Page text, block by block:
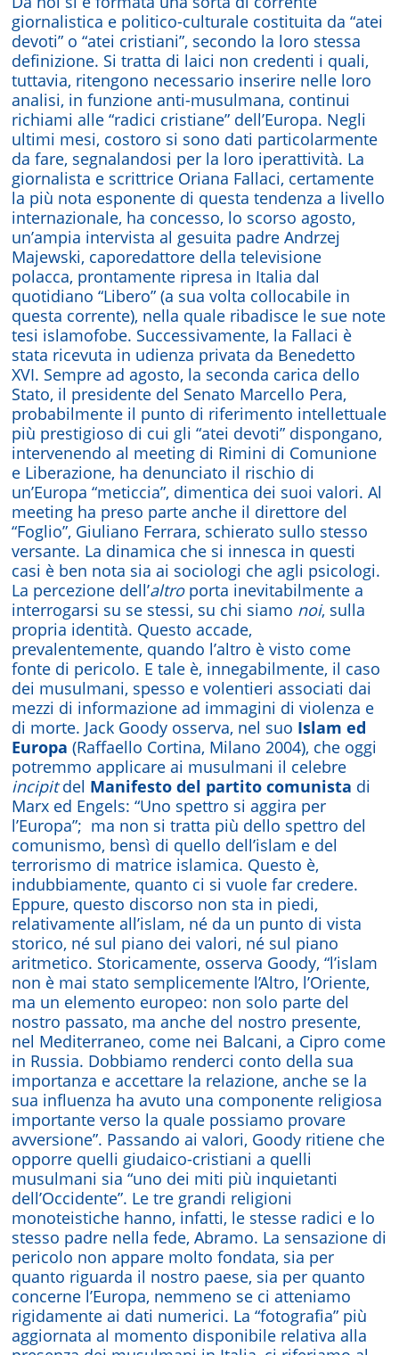
giornalistica e politico-culturale costituita da “atei
devoti” o “atei cristiani”, secondo la loro stessa
definizione. Si tratta di laici non credenti i quali,
tuttavia, ritengono necessario inserire nelle loro
analisi, in funzione anti-musulmana, continui
richiami alle “radici cristiane” dell’Europa. Negli
ultimi mesi, costoro si sono dati particolarmente
da fare, segnalandosi per la loro iperattività. La
giornalista e scrittrice Oriana Fallaci, certamente
la più nota esponente di questa tendenza a livello
internazionale, ha concesso, lo scorso agosto,
un’ampia intervista al gesuita padre Andrzej
Majewski, caporedattore della televisione
polacca, prontamente ripresa in Italia dal
quotidiano “Libero” (a sua volta collocabile in
questa corrente), nella quale ribadisce le sue note
tesi islamofobe. Successivamente, la Fallaci è
stata ricevuta in udienza privata da Benedetto
XVI. Sempre ad agosto, la seconda carica dello
Stato, il presidente del Senato Marcello Pera,
probabilmente il punto di riferimento intellettuale
più prestigioso di cui gli “atei devoti” dispongano,
intervenendo al meeting di Rimini di Comunione
e Liberazione, ha denunciato il rischio di
un’Europa “meticcia”, dimentica dei suoi valori. Al
meeting ha preso parte anche il direttore del
“Foglio”, Giuliano Ferrara, schierato sullo stesso
versante. La dinamica che si innesca in questi
casi è ben nota sia ai sociologi che agli psicologi.
La percezione dell’altroporta inevitabilmente a
interrogarsi su se stessi, su chi siamo noi, sulla
propria identità. Questo accade,
prevalentemente, quando l’altro è visto come
fonte di pericolo. E tale è, innegabilmente, il caso
dei musulmani, spesso e volentieri associati dai
mezzi di informazione ad immagini di violenza e
di morte. Jack Goody osserva, nel suo Islam ed
Europa (Raffaello Cortina, Milano 2004), che oggi
potremmo applicare ai musulmani il celebre
incipitdel Manifesto del partito comunista di
Marx ed Engels: “Uno spettro si aggira per
l’Europa”; ma non si tratta più dello spettro del
comunismo, bensì di quello dell’islam e del
terrorismo di matrice islamica. Questo è,
indubbiamente, quanto ci si vuole far credere.
Eppure, questo discorso non sta in piedi,
relativamente all’islam, né da un punto di vista
storico, né sul piano dei valori, né sul piano
aritmetico. Storicamente, osserva Goody, “l’islam
non è mai stato semplicemente l’Altro, l’Oriente,
ma un elemento europeo: non solo parte del
nostro passato, ma anche del nostro presente,
nel Mediterraneo, come nei Balcani, a Cipro come
in Russia. Dobbiamo renderci conto della sua
importanza e accettare la relazione, anche se la
sua influenza ha avuto una componente religiosa
importante verso la quale possiamo provare
avversione”. Passando ai valori, Goody ritiene che
opporre quelli giudaico-cristiani a quelli
musulmani sia “uno dei miti più inquietanti
dell’Occidente”. Le tre grandi religioni
monoteistiche hanno, infatti, le stesse radici e lo
stesso padre nella fede, Abramo. La sensazione di
pericolo non appare molto fondata, sia per
quanto riguarda il nostro paese, sia per quanto
concerne l’Europa, nemmeno se ci atteniamo
rigidamente ai dati numerici. La “fotografia” più
aggiornata al momento disponibile relativa alla